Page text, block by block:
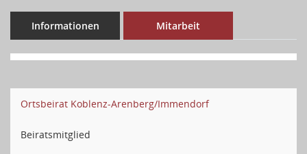
Informationen Mitarbeit
Ortsbeirat Koblenz-Arenberg/Immendorf
Beiratsmitglied